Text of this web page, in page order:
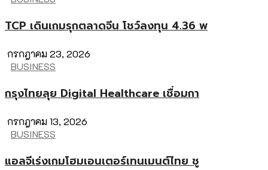
TCP เดินเกมรุกตลาดจีน โชว์ลงทุน 4.36 พ
กรกฎาคม 23, 2026
BUSINESS
กรุงไทยลุย Digital Healthcare เชื่อมกา
กรกฎาคม 13, 2026
BUSINESS
แอลจีเร่งเกมโฮมเอนเตอร์เทนเมนต์ไทย ชู